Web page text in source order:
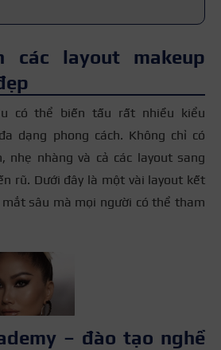
các layout makeup
có thể biến tấu rất nhiều kiểu
dạng phong cách. Không chỉ có
nhẹ nhàng và cả các layout sang
rũ. Dưới đây là một vài layout kết
sâu mà mọi người có thể tham
– đào tạo nghề